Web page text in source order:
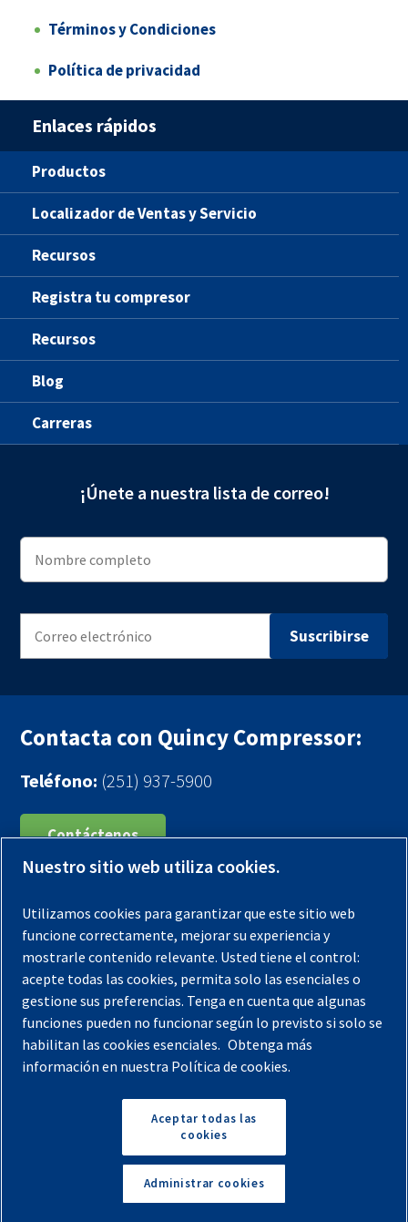
Términos y Condiciones
Política de privacidad
Enlaces rápidos
Productos
Localizador de Ventas y Servicio
Recursos
Registra tu compresor
Recursos
Blog
Carreras
¡Únete a nuestra lista de correo!
Contacta con Quincy Compressor:
Teléfono: (251) 937-5900
Contáctenos
Aviso legal
Garantías
Política de privacidad
Términos y Condiciones
Mapa del sitio
© 2026 Quincy Compressor. Todos los derechos
Volver arriba
Nuestro sitio web utiliza cookies.
Utilizamos cookies para garantizar que este sitio web
funcione correctamente, mejorar su experiencia y
mostrarle contenido relevante. Usted tiene el control:
acepte todas las cookies, permita solo las esenciales o
gestione sus preferencias. Tenga en cuenta que algunas
funciones pueden no funcionar según lo previsto si solo se
habilitan las cookies esenciales. Obtenga más
información en nuestra Política de cookies.
Aceptar todas las
cookies
Administrar cookies